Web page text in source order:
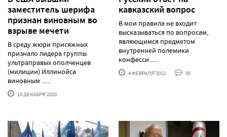
заместитель шерифа
признан виновным во
взрыве мечети
В среду жюри присяжных
признало лидера группы
ультраправых ополченцев
(милиции) Иллинойса
виновным ......
10 ДЕКАБРЯ'2020
кавказский вопрос
В мои правила не входит
высказываться по вопросам,
являющимся предметом
внутренней полемики
конфесси......
4 ФЕВРАЛЯ'2012 55